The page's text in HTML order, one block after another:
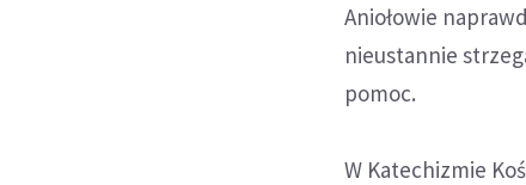
Aniołowie
nieustannie
pomoc.
W Katechizmie